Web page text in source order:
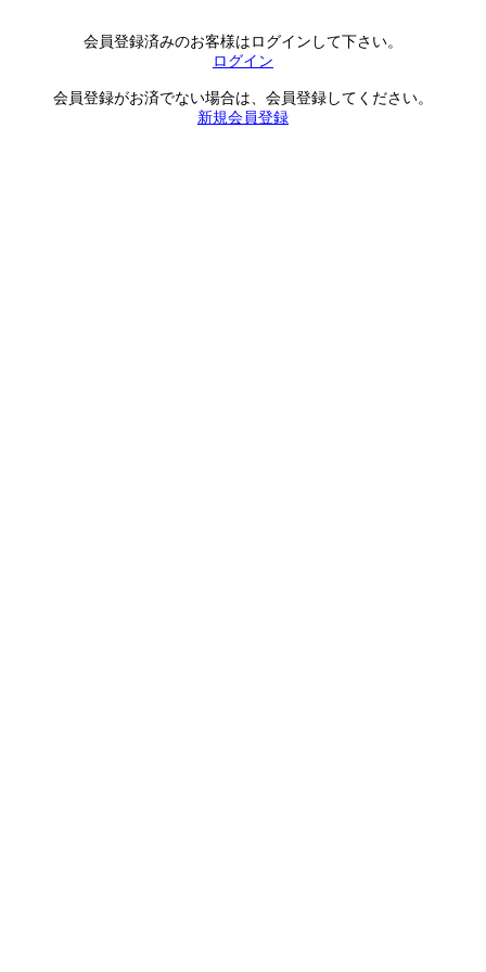
会員登録済みのお客様はログインして下さい。
ログイン
会員登録がお済でない場合は、会員登録してください。
新規会員登録